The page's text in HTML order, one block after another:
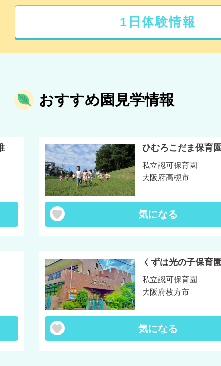
1日体験情報
おすすめ園見学情報
ひむろこだま保育
私立認可保育園
大阪府高槻市
気になる
くずは光の子保育
私立認可保育園
大阪府枚方市
気になる